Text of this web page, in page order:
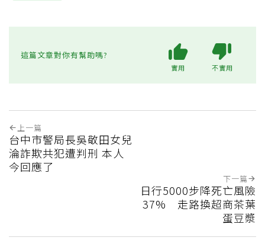
這篇文章對你有幫助嗎?
實用 不實用
上一篇
台中市警局長吳敬田女兒
淪詐欺共犯遭判刑 本人
今回應了
下一篇
日行5000步降死亡風險
37% 走路換超商茶葉
蛋豆漿